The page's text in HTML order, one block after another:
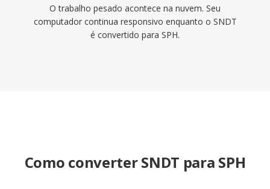
O trabalho pesado acontece na nuvem. Seu
computador continua responsivo enquanto o SNDT
é convertido para SPH.
Como converter SNDT para SPH